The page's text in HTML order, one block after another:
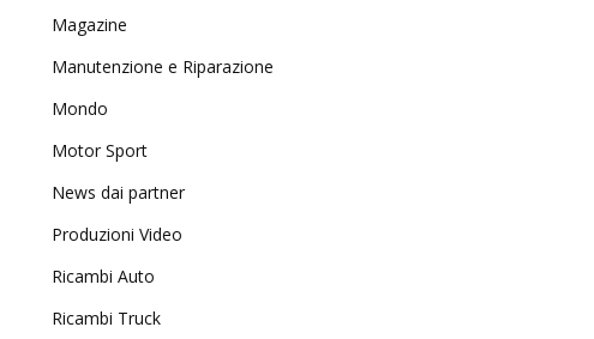
Magazine
Manutenzione e Riparazione
Mondo
Motor Sport
News dai partner
Produzioni Video
Ricambi Auto
Ricambi Truck